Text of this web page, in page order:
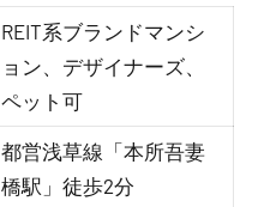
REIT系ブランドマンシ
ョン、デザイナーズ、
ペット可
都営浅草線「本所吾妻
橋駅」徒歩2分